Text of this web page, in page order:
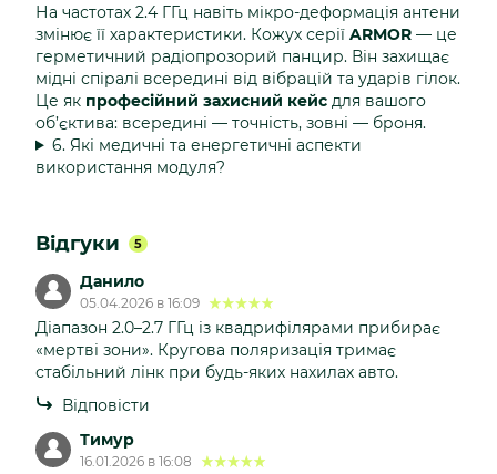
На частотах 2.4 ГГц навіть мікро-деформація антени
змінює її характеристики. Кожух серії ARMOR — це
герметичний радіопрозорий панцир. Він захищає
мідні спіралі всередині від вібрацій та ударів гілок.
Це як професійний захисний кейс для вашого
об’єктива: всередині — точність, зовні — броня.
6. Які медичні та енергетичні аспекти
використання модуля?
Відгуки 5
Данило
05.04.2026 в 16:09
Діапазон 2.0–2.7 ГГц із квадрифілярами прибирає
«мертві зони». Кругова поляризація тримає
стабільний лінк при будь-яких нахилах авто.
Відповісти
Тимур
16.01.2026 в 16:08